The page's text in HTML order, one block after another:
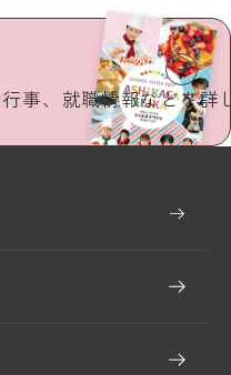
事、就職情報などを詳